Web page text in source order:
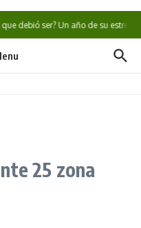
debió ser? Un año de su estreno
25 zona